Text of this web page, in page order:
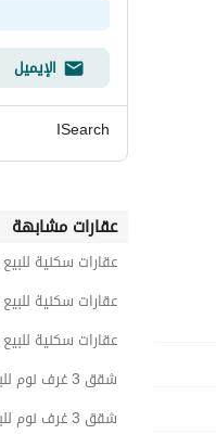
الإيميل
ISearch
عقارات مشابهة
عقارات سكنية
عقارات سكنية
عقارات سكنية
شقق 3 غرف نوم للبيع في القاهرة
شقق 3 غرف نوم للبيع في القاهرة الجديدة